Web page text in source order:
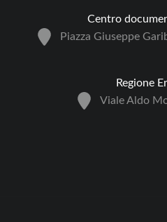
Centro
Piazza Giuseppe
Regione
Viale Aldo